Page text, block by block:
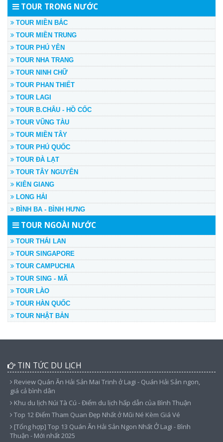
TOUR TRONG NƯỚC
TOUR MIỀN BẮC
TOUR MIỀN TRUNG
TOUR PHÚ YÊN
TOUR NHA TRANG
TOUR NINH CHỮ
TOUR PHAN THIẾT
TOUR LAGI
TOUR B.CHÂU - HỒ CỐC
TOUR VŨNG TÀU
TOUR MIỀN TÂY
TOUR PHÚ QUỐC
TOUR ĐÀ LẠT
TOUR TÂY NGUYÊN
KIÊN GIANG
LONG HẢI
BÌNH BA - BÌNH HƯNG
TOUR NGOÀI NƯỚC
TOUR THÁI LAN
TOUR SINGAPORE
TOUR CAMPUCHIA
TOUR SING - MÃ
TOUR LÀO
TOUR HÀN QUỐC
TOUR NHẬT BẢN
TIN TỨC DU LỊCH
Review Quán Ăn Hải Sản Mai Trinh ở Lagi - Quán Hải Sản ngon,
giá cả bình dân
Khu du lịch Núi Tà Cú - Điểm du lịch hấp dẫn của Bình Thuận
Top 12 Điểm Tham Quan Đẹp Nhất ở Mũi Né Kèm Giá Vé
[Tổng hợp] Top 13 Quán Ăn Hải Sản Ngon Nhất Ở Lagi - Bình
Thuận - Mới nhất 2025